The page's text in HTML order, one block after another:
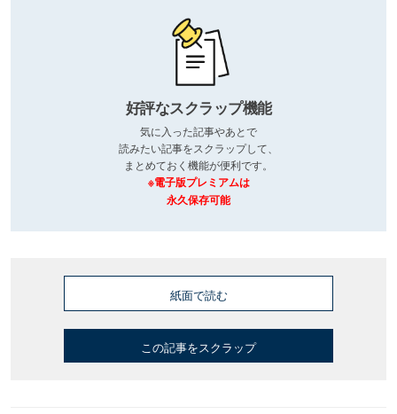
好評なスクラップ機能
気に入った記事やあとで
読みたい記事をスクラップして、
まとめておく機能が便利です。
※電子版プレミアムは
永久保存可能
紙面で読む
この記事をスクラップ